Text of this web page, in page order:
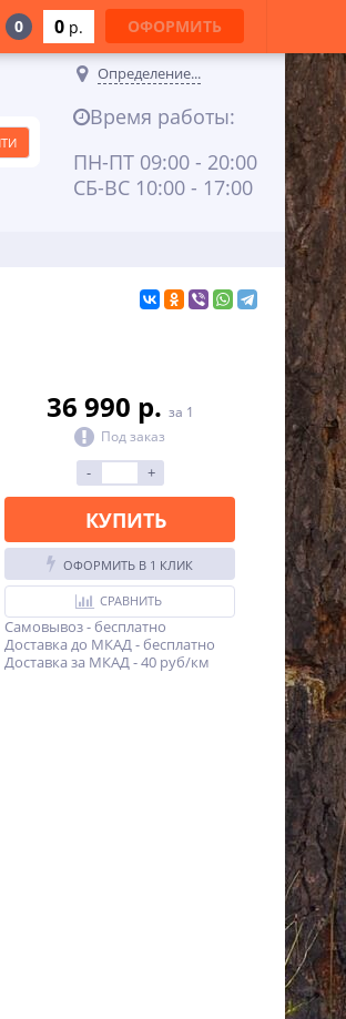
Определение...
Время работы:
ПН-ПТ 09:00 - 20:00
СБ-ВС 10:00 - 17:00
36 990 p. за 1
Под заказ
- +
КУПИТЬ
ОФОРМИТЬ В 1 КЛИК
СРАВНИТЬ
Самовывоз - бесплатно
Доставка до МКАД - бесплатно
Доставка за МКАД - 40 руб/км
0 0 p. ОФОРМИТЬ